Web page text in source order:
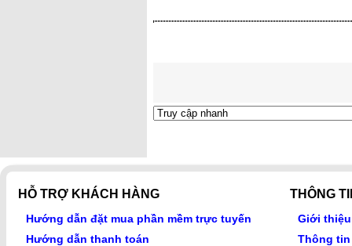
HỖ TRỢ KHÁCH HÀNG
Hướng dẫn đặt mua phần mềm trực tuyến
Hướng dẫn thanh toán
THÔNG
Giới
Thông